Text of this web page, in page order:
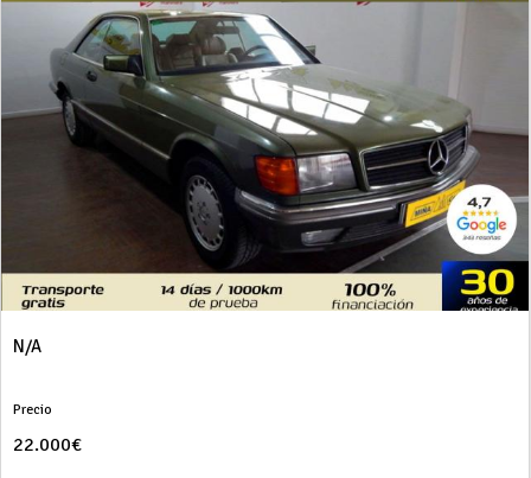
N/A
Precio
22.000€